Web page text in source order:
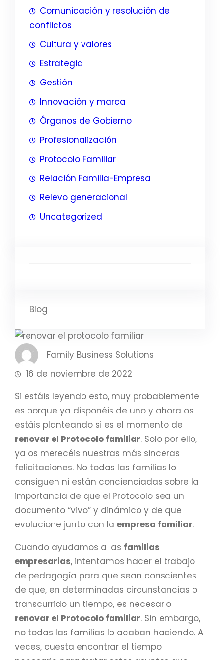
Comunicación y resolución de
conflictos
Cultura y valores
Estrategia
Gestión
Innovación y marca
Órganos de Gobierno
Profesionalización
Protocolo Familiar
Relación Familia-Empresa
Relevo generacional
Uncategorized
Blog
Family Business Solutions
16 de noviembre de 2022
Si estáis leyendo esto, muy probablemente
es porque ya disponéis de uno y ahora os
estáis planteando si es el momento de
renovar el Protocolo familiar. Solo por ello,
ya os merecéis nuestras más sinceras
felicitaciones. No todas las familias lo
consiguen ni están concienciadas sobre la
importancia de que el Protocolo sea un
documento “vivo” y dinámico y de que
evolucione junto con la empresa familiar.
Cuando ayudamos a las familias
empresarias, intentamos hacer el trabajo
de pedagogía para que sean conscientes
de que, en determinadas circunstancias o
transcurrido un tiempo, es necesario
renovar el Protocolo familiar. Sin embargo,
no todas las familias lo acaban haciendo. A
veces, cuesta encontrar el tiempo